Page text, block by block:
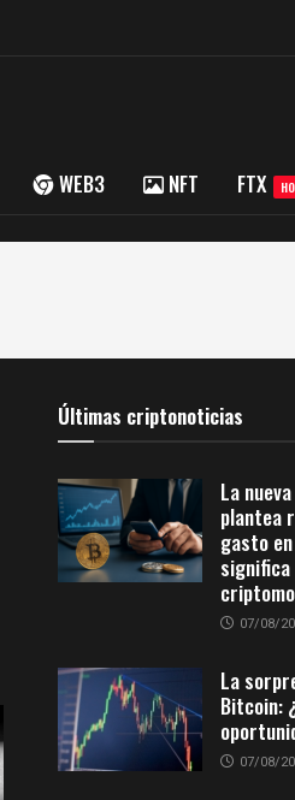
WEB3 NFT FTX
Últimas criptonoticias
La
plantea
gasto
07/08/
La
Bitcoin:
07/08/